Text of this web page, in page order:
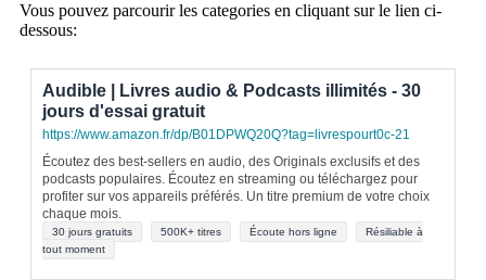
Vous pouvez parcourir les categories en cliquant sur le lien ci-
dessous:
Audible | Livres audio & Podcasts illimités - 30
jours d'essai gratuit
https://www.amazon.fr/dp/B01DPWQ20Q?tag=livrespourt0c-21
Écoutez des best-sellers en audio, des Originals exclusifs et des
podcasts populaires. Écoutez en streaming ou téléchargez pour
profiter sur vos appareils préférés. Un titre premium de votre choix
chaque mois.
30 jours gratuits 500K+ titres Écoute hors ligne
Résiliable à
tout moment